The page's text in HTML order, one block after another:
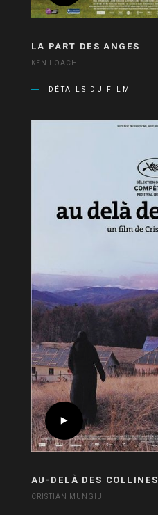
LA PART DES ANGES
KEN LOACH
DÉTAILS DU FILM
AU-DELÀ DES COLLINES
CRISTIAN MUNGIU